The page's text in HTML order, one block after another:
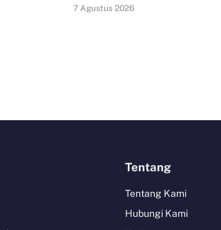
7 Agustus 2026
Tentang
Tentang Kami
Hubungi Kami